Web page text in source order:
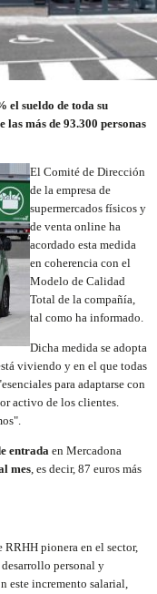
el sueldo de toda su
más de 93.300 personas
El Comité de Dirección
de la empresa de
supermercados físicos y
de venta online ha
acordado esta medida
en coherencia con el
Modelo de Calidad
Total de la compañía,
tal como ha informado.
Dicha medida se adopta
viviendo y en el que todas
para adaptarse con
activo de los clientes.
entradaen Mercadona
mes, es decir, 87 euros más
pionera en el sector,
personal y
este incremento salarial,